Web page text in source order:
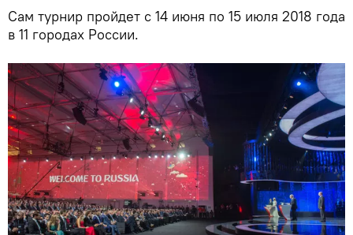
Сам турнир пройдет с 14 июня по 15 июля 2018 года
в 11 городах России.